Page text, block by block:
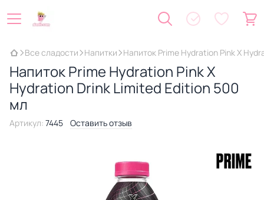
Все сладости Напитки Напиток Prime Hydration Pink X
Напиток Prime Hydration Pink X
Hydration Drink Limited Edition 500
мл
Артикул: 7445 Оставить отзыв